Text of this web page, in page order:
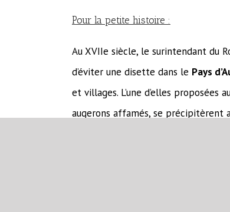
Pour la petite histoire :
Au XVIIe siècle, le surintendant du
d’éviter une disette dans le Pays
et villages. L’une d’elles
augerons affamés, se précipitèrent